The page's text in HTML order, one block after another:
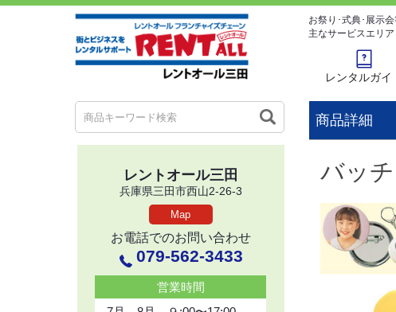
お祭り･式典･展示
主なサービスエリ
レンタルガイ
レントオール三田
兵庫県三田市西山2-26-3
Map
お電話でのお問い合わせ
079-562-3433
営業時間
商品詳細
バッ